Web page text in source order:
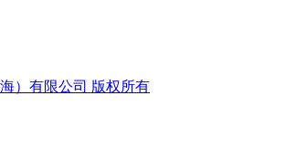
）有限公司 版权所有